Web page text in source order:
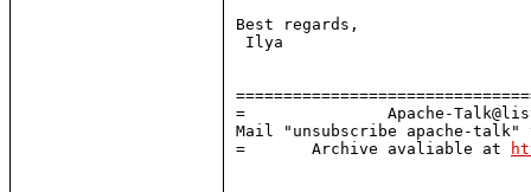
Best regards,
=               Apache-
Mail "unsubscribe apache-
=       Archive avaliable at